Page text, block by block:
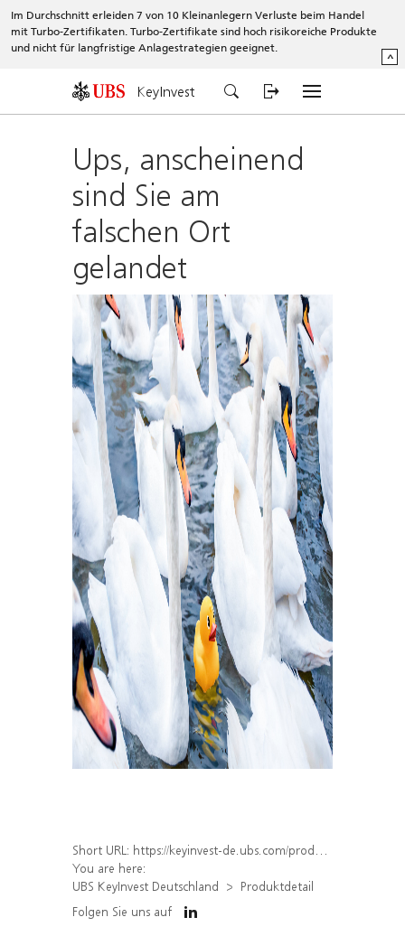
Im Durchschnitt erleiden 7 von 10 Kleinanlegern Verluste beim Handel
mit Turbo-Zertifikaten. Turbo-Zertifikate sind hoch risikoreiche Produkte
und nicht für langfristige Anlagestrategien geeignet.
^
KeyInvest
Ups, anscheinend
sind Sie am
falschen Ort
gelandet
Short URL: https://keyinvest-de.ubs.com/produkt/detail/index/isin/DE000WA583J9
You are here:
UBS KeyInvest Deutschland
Produktdetail
Folgen Sie uns auf